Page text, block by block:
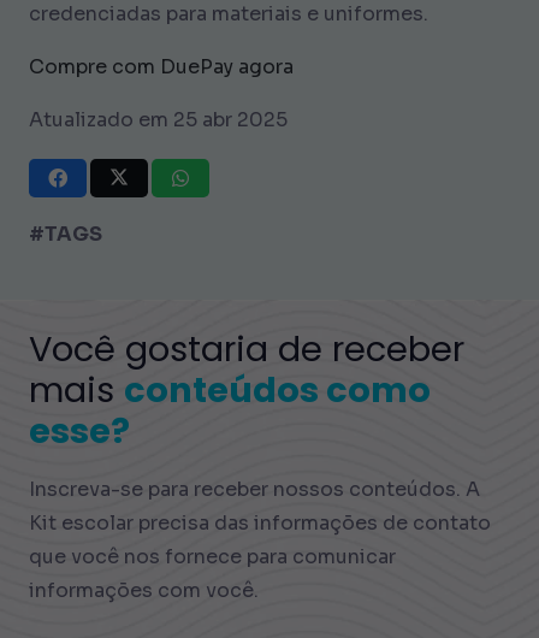
credenciadas para materiais e uniformes.
Compre com DuePay agora
Atualizado em 25 abr 2025
#TAGS
Você gostaria de receber
mais conteúdos como
esse?
Inscreva-se para receber nossos conteúdos. A
Kit escolar precisa das informações de contato
que você nos fornece para comunicar
informações com você.